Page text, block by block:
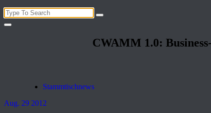
Search
for:
CWAMM 1.0:
Stammtischnews
Aug. 29 2012